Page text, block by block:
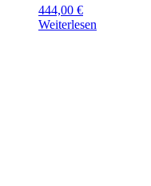
444,00 €
Weiterlesen